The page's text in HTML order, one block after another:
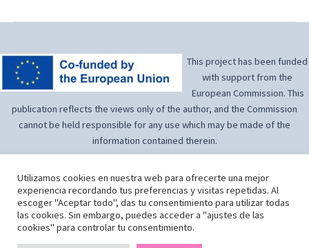
Julio
This project has been funded
with support from the
European Commission. This
publication reflects the views only of the author, and the Commission
cannot be held responsible for any use which may be made of the
information contained therein.
Wonder Women WorksbyWonder Women Works Project Partnership
licensed underCC BY-SA 4.0
Utilizamos cookies en nuestra web para ofrecerte una mejor
experiencia recordando tus preferencias y visitas repetidas. Al
escoger "Aceptar todo", das tu consentimiento para utilizar todas
las cookies. Sin embargo, puedes acceder a "ajustes de las
cookies" para controlar tu consentimiento.